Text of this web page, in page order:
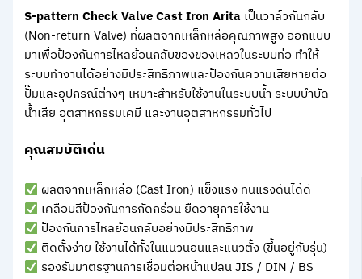
S-pattern Check Valve Cast Iron Arita เป็นวาล์วกันกลับ
(Non-return Valve) ที่ผลิตจากเหล็กหล่อคุณภาพสูง ออกแบบ
มาเพื่อป้องกันการไหลย้อนกลับของของเหลวในระบบท่อ ทำให้
ระบบทำงานได้อย่างมีประสิทธิภาพและป้องกันความเสียหายต่อ
ปั๊มและอุปกรณ์ต่างๆ เหมาะสำหรับใช้งานในระบบน้ำ ระบบบำบัด
น้ำเสีย อุตสาหกรรมเคมี และงานอุตสาหกรรมทั่วไป
คุณสมบัติเด่น
ผลิตจากเหล็กหล่อ (Cast Iron) แข็งแรง ทนแรงดันได้ดี
เคลือบสีป้องกันการกัดกร่อน ยืดอายุการใช้งาน
ป้องกันการไหลย้อนกลับอย่างมีประสิทธิภาพ
ติดตั้งง่าย ใช้งานได้ทั้งในแนวนอนและแนวตั้ง (ขึ้นอยู่กับรุ่น)
รองรับมาตรฐานการเชื่อมต่อหน้าแปลน JIS / DIN / BS